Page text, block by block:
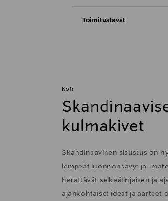
Toimitustavat
Koti
kulmakivet
Skandinaavinen sisustus on
lempeät luonnonsävyt ja -
herättävät selkeälinjaisen ja
ajankohtaiset ideat ja aarteet